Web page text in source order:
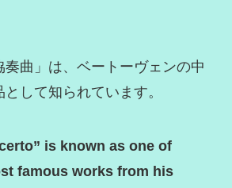
奏曲」は、ベートーヴェンの中
して知られています。
is known as one of
famous works from his